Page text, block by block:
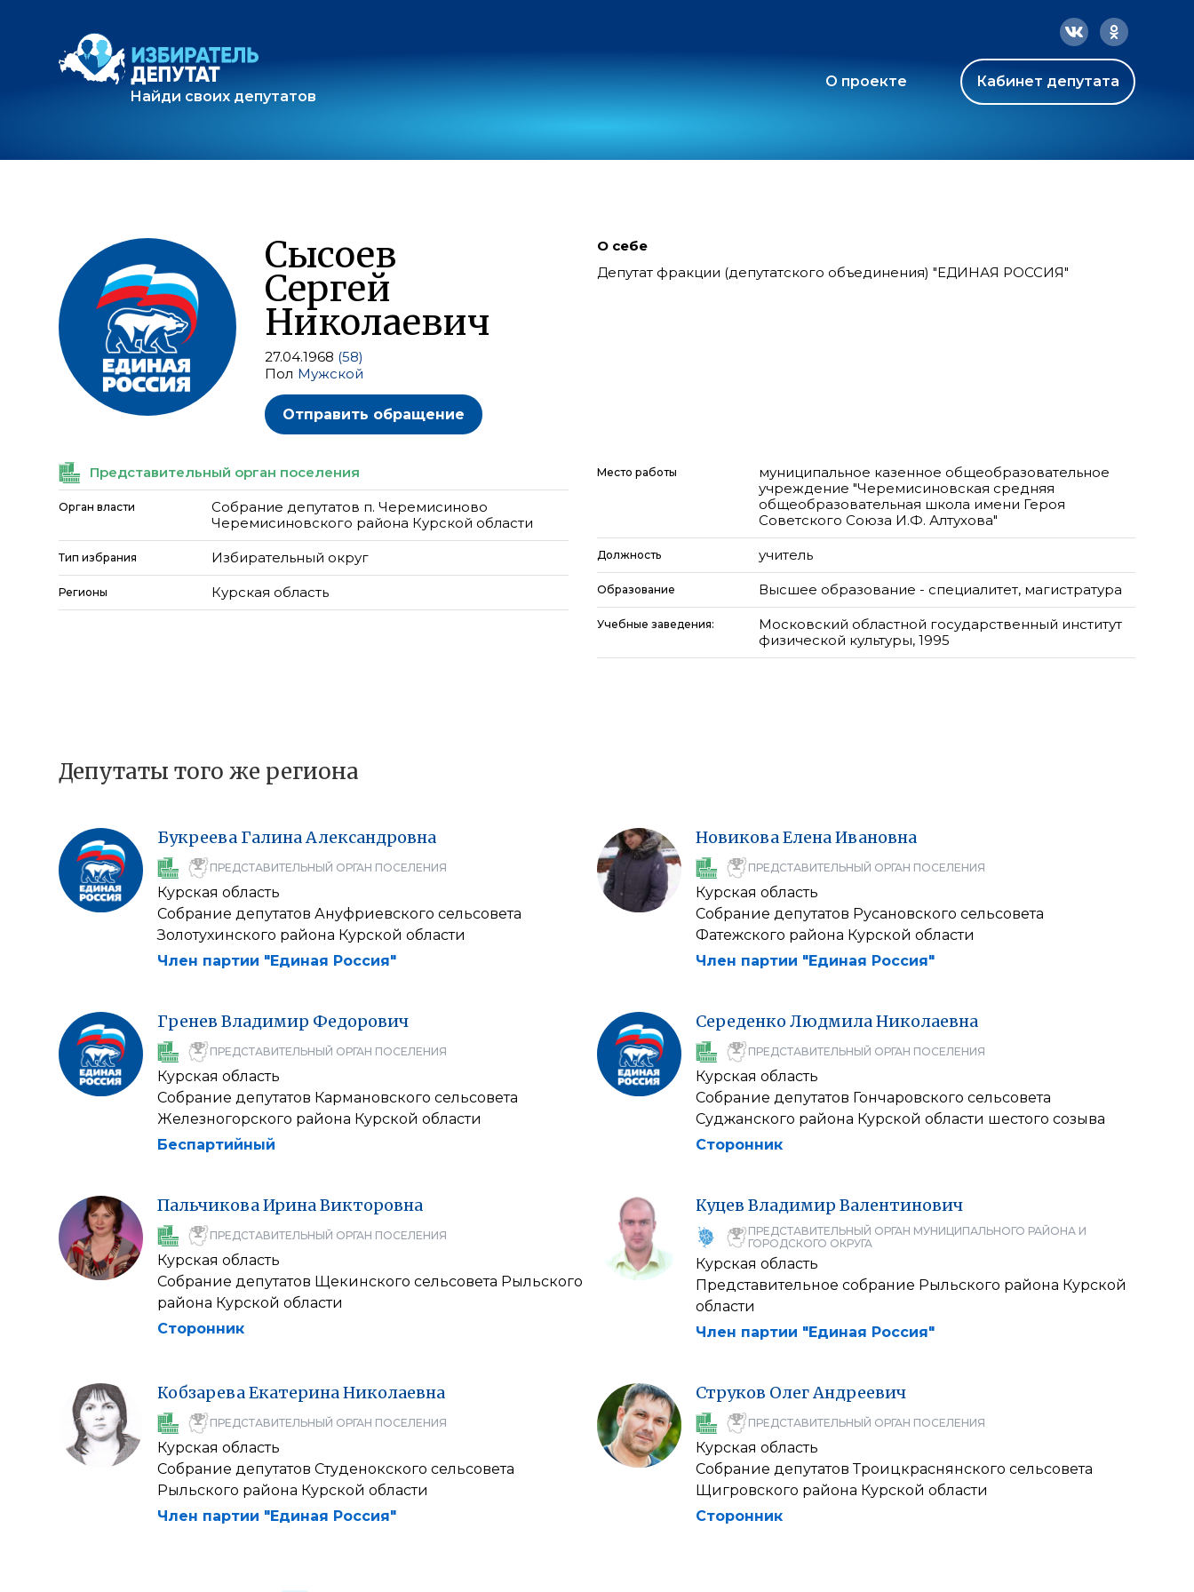
Найди своих депутатов
О проекте Кабинет депутата
Сысоев
Сергей
Николаевич
27.04.1968 (58)
Пол Мужской
Отправить обращение
О себе
Депутат фракции (депутатского объединения) "ЕДИНАЯ РОССИЯ"
Представительный орган поселения
Орган власти
Собрание депутатов п. Черемисиново
Черемисиновского района Курской области
Тип избрания Избирательный округ
Регионы Курская область
Место работы
муниципальное казенное общеобразовательное
учреждение "Черемисиновская средняя
общеобразовательная школа имени Героя
Советского Союза И.Ф. Алтухова"
Должность учитель
Образование Высшее образование - специалитет, магистратура
Учебные заведения:
Московский областной государственный институт
физической культуры, 1995
Депутаты того же региона
Букреева ГалинаАлександровна
ПРЕДСТАВИТЕЛЬНЫЙ ОРГАН ПОСЕЛЕНИЯ
Курская область
Собрание депутатов Ануфриевского сельсовета
Золотухинского района Курской области
Член партии "Единая Россия"
НовиковаЕленаИвановна
ПРЕДСТАВИТЕЛЬНЫЙ ОРГАН ПОСЕЛЕНИЯ
Курская область
Собрание депутатов Русановского сельсовета
Фатежского района Курской области
Член партии "Единая Россия"
Гренев Владимир Федорович
ПРЕДСТАВИТЕЛЬНЫЙ ОРГАН ПОСЕЛЕНИЯ
Курская область
Собрание депутатов Кармановского сельсовета
Железногорского района Курской области
Беспартийный
Середенко ЛюдмилаНиколаевна
ПРЕДСТАВИТЕЛЬНЫЙ ОРГАН ПОСЕЛЕНИЯ
Курская область
Собрание депутатов Гончаровского сельсовета
Суджанского района Курской области шестого созыва
Сторонник
ПальчиковаИринаВикторовна
ПРЕДСТАВИТЕЛЬНЫЙ ОРГАН ПОСЕЛЕНИЯ
Курская область
Собрание депутатов Щекинского сельсовета Рыльского
района Курской области
Сторонник
Куцев Владимир Валентинович
ПРЕДСТАВИТЕЛЬНЫЙ ОРГАН МУНИЦИПАЛЬНОГО РАЙОНА И
ГОРОДСКОГО ОКРУГА
Курская область
Представительное собрание Рыльского района Курской
области
Член партии "Единая Россия"
КобзареваЕкатеринаНиколаевна
ПРЕДСТАВИТЕЛЬНЫЙ ОРГАН ПОСЕЛЕНИЯ
Курская область
Собрание депутатов Студенокского сельсовета
Рыльского района Курской области
Член партии "Единая Россия"
Струков ОлегАндреевич
ПРЕДСТАВИТЕЛЬНЫЙ ОРГАН ПОСЕЛЕНИЯ
Курская область
Собрание депутатов Троицкраснянского сельсовета
Щигровского района Курской области
Сторонник